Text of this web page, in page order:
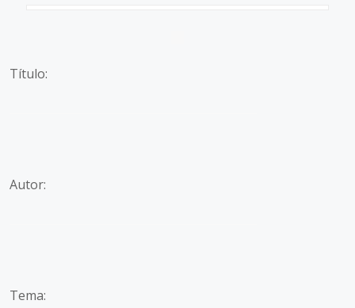
Título:
Autor:
Tema: